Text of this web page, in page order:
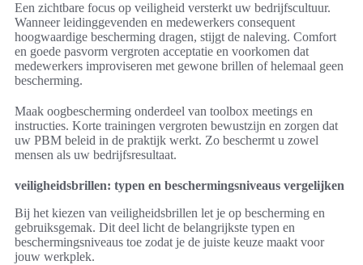
Een zichtbare focus op veiligheid versterkt uw bedrijfscultuur.
Wanneer leidinggevenden en medewerkers consequent
hoogwaardige bescherming dragen, stijgt de naleving. Comfort
en goede pasvorm vergroten acceptatie en voorkomen dat
medewerkers improviseren met gewone brillen of helemaal geen
bescherming.
Maak oogbescherming onderdeel van toolbox meetings en
instructies. Korte trainingen vergroten bewustzijn en zorgen dat
uw PBM beleid in de praktijk werkt. Zo beschermt u zowel
mensen als uw bedrijfsresultaat.
veiligheidsbrillen: typen en beschermingsniveaus vergelijken
Bij het kiezen van veiligheidsbrillen let je op bescherming en
gebruiksgemak. Dit deel licht de belangrijkste typen en
beschermingsniveaus toe zodat je de juiste keuze maakt voor
jouw werkplek.